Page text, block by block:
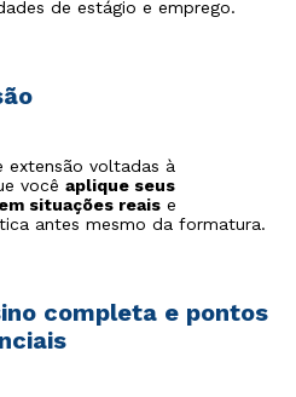
de estágio e emprego.
extensão voltadas à
você aplique seus
situações reais e
antes mesmo da formatura.
completa e pontos